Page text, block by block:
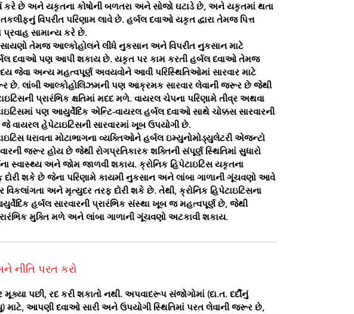
કરે છે અને યકૃતના કોષોની બળતરા અને સોજો ઘટાડે છે, અને યકૃતમાં થતા
વિપરીત પરિણામ લાવે છે. હર્બલ દવાઓ યકૃત દ્વારા તેમજ પિત્ત
પ્રવાહ સામાન્ય કરે છે.
તેમજ આલ્કોહોલને લીધે નુકસાન અને વિપરીત નુકસાન માટે
દવાઓ પણ આપી શકાય છે. યકૃત પર કામ કરતી હર્બલ દવાઓ તેમજ
જેવા અન્ય મહત્વપૂર્ણ અવયવોને આવી પરિસ્થિતિઓમાં સારવાર માટે
છે. લાંબી આલ્કોહોલિઝમની પણ આક્રમક સારવાર લેવાની જરૂર છે જેથી
પ્રારંભિક ક્ષતિમાં મદદ મળે. વાયરલ ચેપના પરિણામે તીવ્ર અથવા
પણ આયુર્વેદિક એન્ટિ-વાયરલ હર્બલ દવાઓ સાથે ચોક્કસ સારવારની
વાયરલ હેપેટાઇટિસની સારવારમાં ખૂબ ઉપયોગી છે.
ધરાવતા મોટાભાગના વ્યક્તિઓને હર્બલ ઇમ્યુનોમોડ્યુલેટરી એજન્ટો
જરૂર હોય છે જેથી રોગપ્રતિકારક શક્તિની સંપૂર્ણ સ્થિતિમાં સુધારો
સ્વાસ્થ્ય અને જોમ જાળવી શકાય. ક્રોનિક હિપેટાઇટિસ યકૃતના
દોરી શકે છે જેના પરિણામે કાયમી નુકસાન અને લાંબા ગાળાની ગૂંચવણો આવે
વિકલાંગતા અને મૃત્યુદર તરફ દોરી શકે છે. તેથી, ક્રોનિક હિપેટાઇટિસના
હર્બલ સારવારની પ્રારંભિક સંસ્થા ખૂબ જ મહત્વપૂર્ણ છે, જેથી
મુક્તિ મળે અને લાંબા ગાળાની ગૂંચવણો અટકાવી શકાય.
નીતિ પરત કરો
પછી, રદ કરી શકાતો નથી. અપવાદરૂપ સંજોગોમાં (દા.ત. દર્દીનું
આપણી દવાઓ સારી અને ઉપયોગી સ્થિતિમાં પરત લેવાની જરૂર છે,